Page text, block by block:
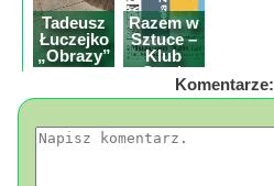
Tadeusz
Łuczejko
„Obrazy”
wystawa
Razem w
Sztuce –
Klub
Sztuk
Wielu z
Tarnowca
Komentarze: